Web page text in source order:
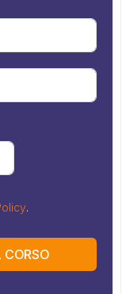
.
CORSO